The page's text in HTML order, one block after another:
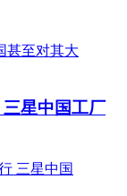
星中国工厂